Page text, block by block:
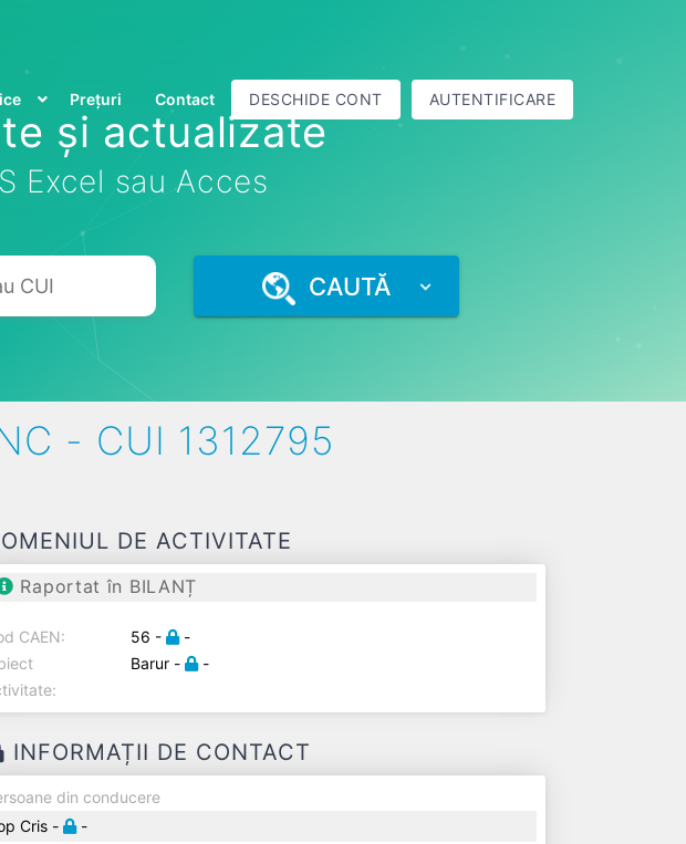
Prețuri Contact DESCHIDE CONT AUTENTIFICARE
și actualizate
Excel sau Acces
CAUTĂ
- CUI 1312795
DE ACTIVITATE
Raportat în BILANȚ
CAEN: 56 -
-
Barur - -
INFORMAȚII DE CONTACT
din conducere
Cris -
-